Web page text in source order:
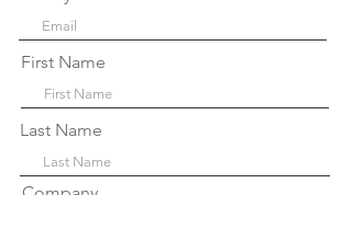
First Name
Last Name
Company